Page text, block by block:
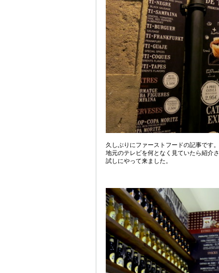
久しぶりにファーストフードの記事です。
地元のテレビを何となく見ていたら紹介
試しにやって来ました。